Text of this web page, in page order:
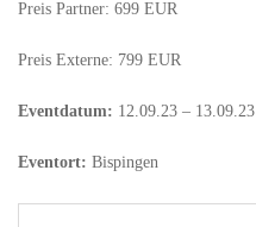
Preis Partner: 699 EUR
Preis Externe: 799 EUR
Eventdatum: 12.09.23 – 13.09.23
Eventort: Bispingen